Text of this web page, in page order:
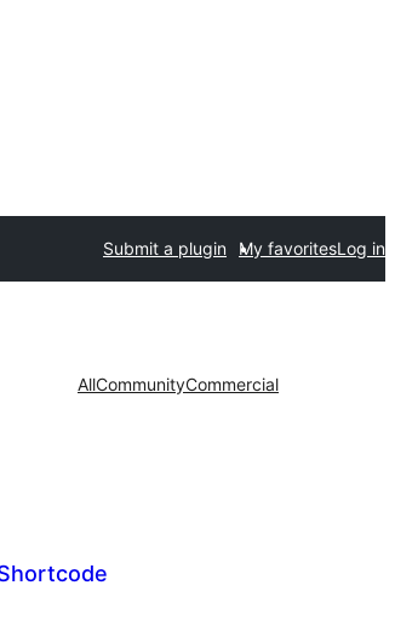
Submit a plugin My favoritesLog in
AllCommunityCommercial